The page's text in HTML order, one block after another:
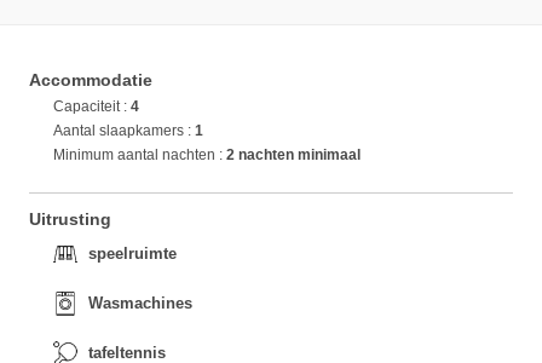
Accommodatie
Capaciteit : 4
Aantal slaapkamers : 1
Minimum aantal nachten : 2 nachten minimaal
Uitrusting
speelruimte
Wasmachines
tafeltennis